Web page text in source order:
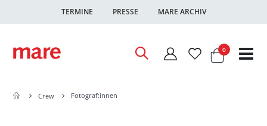
TERMINE PRESSE MARE ARCHIV
Warenkorb
0Artikel
Crew Fotograf:innen